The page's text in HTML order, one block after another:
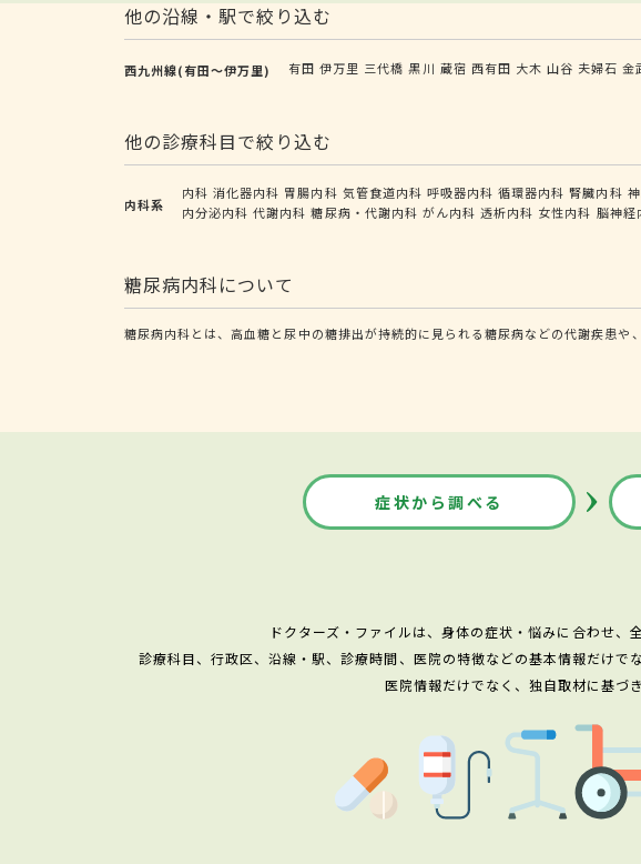
他の沿線・駅で絞り込む
西九州線(有田～伊万里) 有田 伊万里 三代橋 黒川 蔵宿 西有田 大木 山谷 夫婦石 金
他の診療科目で絞り込む
内科系
内科 消化器内科 胃腸内科 気管食道内科 呼吸器内科 循環器内科 腎臓内科
内分泌内科 代謝内科 糖尿病・代謝内科 がん内科 透析内科 女性内科 脳神経
糖尿病内科について
糖尿病内科とは、高血糖と尿中の糖排出が持続的に見られる糖尿病などの代謝疾患や
症状から調べる
ドクターズ・ファイルは、身体の症状・悩みに合わせ、
診療科目、行政区、沿線・駅、診療時間、医院の特徴などの基本情報だけで
医院情報だけでなく、独自取材に基づ